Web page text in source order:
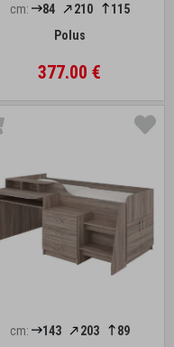
cm: 84 210
115
Polus
377.00 €
cm: 143 203
89